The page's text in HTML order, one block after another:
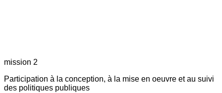
mission 2
Participation à la conception, à la mise en oeuvre et au suivi
des politiques publiques